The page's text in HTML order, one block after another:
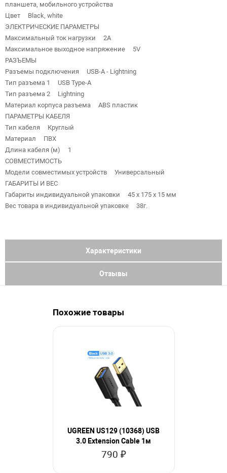
планшета, мобильного устройства
Цвет Black, white
ЭЛЕКТРИЧЕСКИЕ ПАРАМЕТРЫ
Максимальный ток нагрузки 2A
Максимальное выходное напряжение 5V
РАЗЪЕМЫ
Разъемы подключения USB-A - Lightning
Тип разъема 1 USB Type-A
Тип разъема 2 Lightning
Материал корпуса разъема ABS пластик
ПАРАМЕТРЫ КАБЕЛЯ
Тип кабеля Круглый
Материал ПВХ
Длина кабеля (м) 1
СОВМЕСТИМОСТЬ
Модели совместимых устройств Универсальный
ГАБАРИТЫ И ВЕС
Габариты индивидуальной упаковки 45 x 175 x 15 мм
Вес товара в индивидуальной упаковке 38г.
Характеристики
Отзывы
Похожие товары
UGREEN US129 (10368) USB
3.0 Extension Cable 1м
790 ₽